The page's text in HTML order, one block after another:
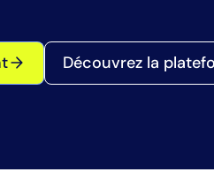
Découvrez la